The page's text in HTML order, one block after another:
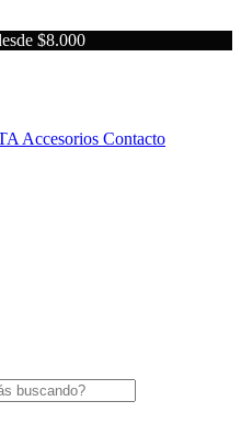
$8.000
Accesorios Contacto